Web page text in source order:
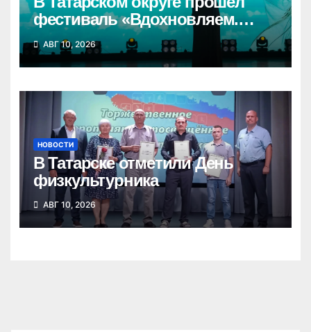
фестиваль «Вдохновляем.
Ждём. Творим»
АВГ 10, 2026
НОВОСТИ
В Татарске отметили День
физкультурника
АВГ 10, 2026